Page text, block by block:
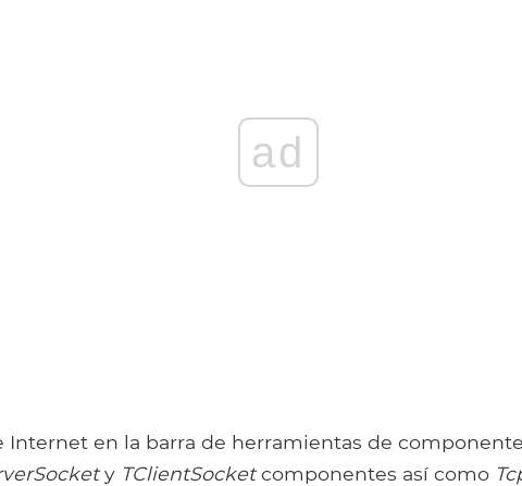
ad
Internet en la barra de herramientas de
y TClientSocketcomponentes así como